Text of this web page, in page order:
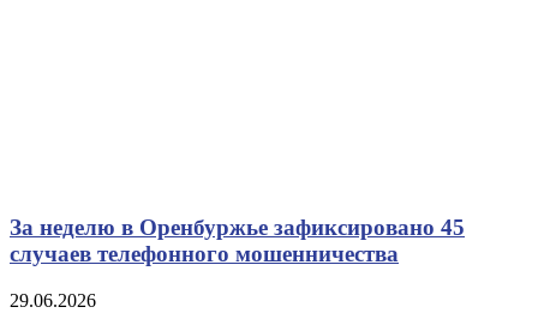
За неделю в Оренбуржье зафиксировано 45
случаев телефонного мошенничества
29.06.2026